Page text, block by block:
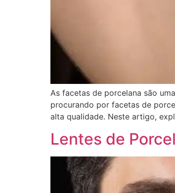
As facetas de porcelana são
procurando por facetas de
alta qualidade. Neste artigo,
Lentes de